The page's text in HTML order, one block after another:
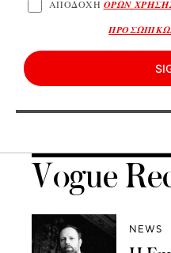
ΑΠΟΔΟΧΗ ΟΡΩΝ
Vogue
NEWS